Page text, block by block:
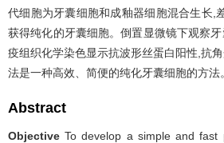
代细胞为牙囊细胞和成釉器细胞混合生长,
获得纯化的牙囊细胞。倒置显微镜下观察
疫组织化学染色显示抗波形丝蛋白阳性,抗角
法是一种高效、简便的纯化牙囊细胞的方法。
Abstract
Objective To develop a simple and fast